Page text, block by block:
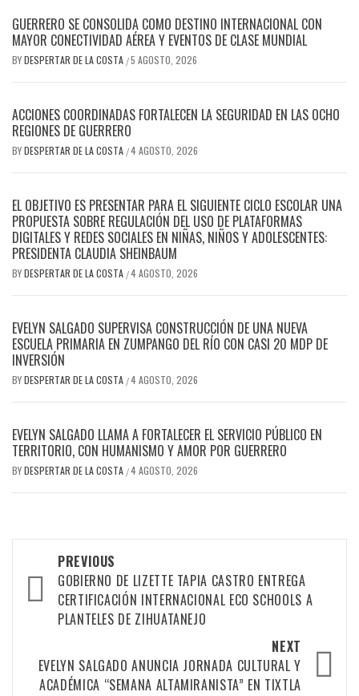
GUERRERO SE CONSOLIDA COMO DESTINO INTERNACIONAL CON
MAYOR CONECTIVIDAD AÉREA Y EVENTOS DE CLASE MUNDIAL
BYDESPERTAR DE LA COSTA /5 AGOSTO, 2026
ACCIONES COORDINADAS FORTALECEN LA SEGURIDAD EN LAS OCHO
REGIONES DE GUERRERO
BYDESPERTAR DE LA COSTA /4 AGOSTO, 2026
EL OBJETIVO ES PRESENTAR PARA EL SIGUIENTE CICLO ESCOLAR UNA
PROPUESTA SOBRE REGULACIÓN DEL USO DE PLATAFORMAS
DIGITALES Y REDES SOCIALES EN NIÑAS, NIÑOS Y ADOLESCENTES:
PRESIDENTA CLAUDIA SHEINBAUM
BYDESPERTAR DE LA COSTA /4 AGOSTO, 2026
EVELYN SALGADO SUPERVISA CONSTRUCCIÓN DE UNA NUEVA
ESCUELA PRIMARIA EN ZUMPANGO DEL RÍO CON CASI 20 MDP DE
INVERSIÓN
BYDESPERTAR DE LA COSTA /4 AGOSTO, 2026
EVELYN SALGADO LLAMA A FORTALECER EL SERVICIO PÚBLICO EN
TERRITORIO, CON HUMANISMO Y AMOR POR GUERRERO
BYDESPERTAR DE LA COSTA /4 AGOSTO, 2026
navigation
PREVIOUS
GOBIERNO DE LIZETTE TAPIA CASTRO ENTREGA
CERTIFICACIÓN INTERNACIONAL ECO SCHOOLS A
PLANTELES DE ZIHUATANEJO
NEXT
EVELYN SALGADO ANUNCIA JORNADA CULTURAL Y
ACADÉMICA “SEMANA ALTAMIRANISTA” EN TIXTLA